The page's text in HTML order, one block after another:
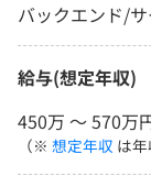
バックエンド/
給与(想定年収)
450万 〜 570万
（※ 想定年収 は